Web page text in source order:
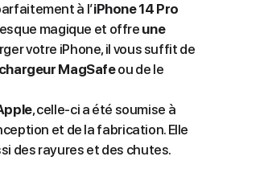
à l’iPhone 14 Pro
magique et offreune
votre iPhone, il vous suffit de
chargeur MagSafeou de le
, celle-ci a été soumise à
et de la fabrication. Elle
des rayures et des chutes.